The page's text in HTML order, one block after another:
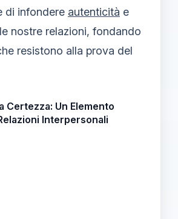
di infondere autenticità e
nostre relazioni, fondando
resistono alla prova del
Certezza: Un Elemento
Interpersonali